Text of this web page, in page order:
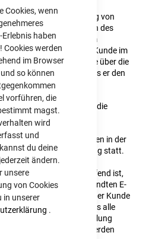
Cookies, wenn
haben
Cookies werden
im Browser
so können
vorführen, die
magst.
wird
und
du deine
ändern.
unsere
von Cookies
in unserer
.
erkennen. Ein
zur besseren Erkennung von
Vergrößerungsfunktion des
die Darstellung auf dem
Eingaben kann der Kunde im
so lange über die
korrigieren, bis er den
Button anklickt.
stehen die deutsche und die
Kontaktaufnahme finden in der
Bestellabwicklung statt.
dass die von ihm zur
E-Mail-Adresse zutreffend ist,
die vom Verkäufer versandten E-
Insbesondere hat der Kunde
sicherzustellen, dass alle
mit der Bestellabwicklung
E-Mails zugestellt werden